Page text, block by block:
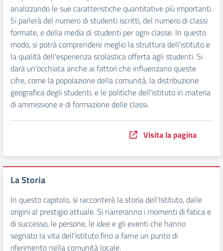
analizzando le sue caratteristiche quantitative più importanti.
Si parlerà del numero di studenti iscritti, del numero di classi
formate, e della media di studenti per ogni classe. In questo
modo, si potrà comprendere meglio la struttura dell'istituto e
la qualità dell'esperienza scolastica offerta agli studenti. Si
darà un'occhiata anche ai fattori che influenzano queste
cifre, come la popolazione della comunità, la distribuzione
geografica degli studenti, e le politiche dell'istituto in materia
di ammissione e di formazione delle classi.
Visita la pagina
La Storia
In questo capitolo, si racconterà la storia dell'Istituto, dalle
origini al prestigio attuale. Si narreranno i momenti di fatica e
di successo, le persone, le idee e gli eventi che hanno
segnato la vita dell'istituto fino a farne un punto di
riferimento nella comunità locale.